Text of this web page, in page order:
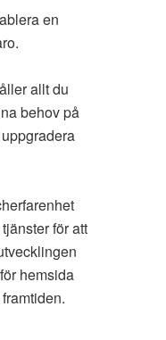
en
allt du
behov på
för att
hemsida